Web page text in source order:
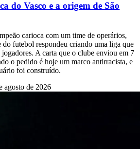
do Vasco e a origem de São
carioca com um time de operários,
do futebol respondeu criando uma liga que
jogadores. A carta que o clube enviou em 7
o pedido é hoje um marco antirracista, e
foi construído.
agosto de 2026